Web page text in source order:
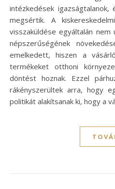
intézkedések
megsértik. A
visszaküldése egyáltalán
népszerűségének
emelkedett, hiszen a
termékeket otthoni
döntést hoznak. Ezzel
rákényszerültek arra, hogy
politikát alakítsanak ki, hogy a